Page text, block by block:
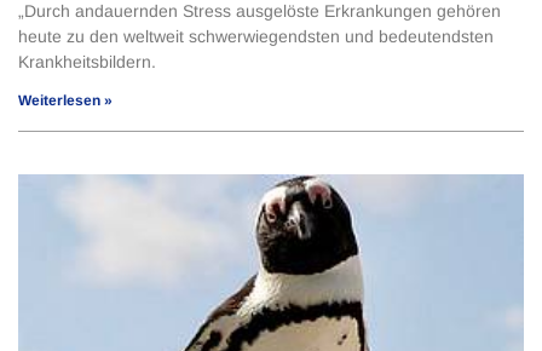
„Durch andauernden Stress ausgelöste Erkrankungen gehören
heute zu den weltweit schwerwiegendsten und bedeutendsten
Krankheitsbildern.
Weiterlesen »